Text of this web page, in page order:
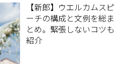
【新郎】ウエルカムスピ
ーチの構成と文例を総ま
とめ。緊張しないコツも
紹介